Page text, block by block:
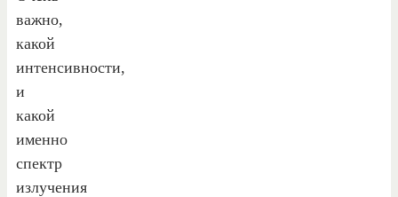
важно,
какой
интенсивности,
и
какой
именно
спектр
излучения